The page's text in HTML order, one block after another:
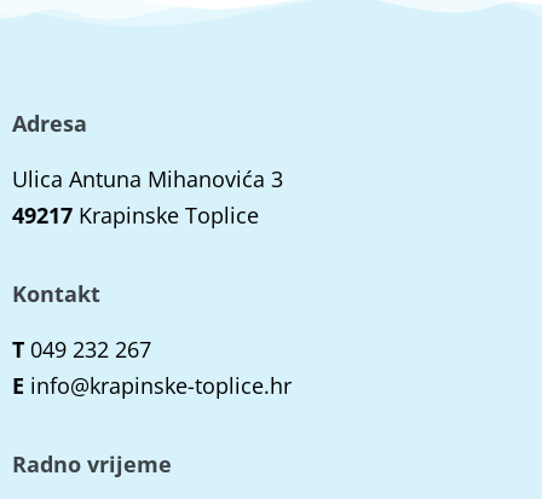
Adresa
Ulica Antuna Mihanovića 3
49217 Krapinske Toplice
Kontakt
T 049 232 267
E info@krapinske-toplice.hr
Radno vrijeme